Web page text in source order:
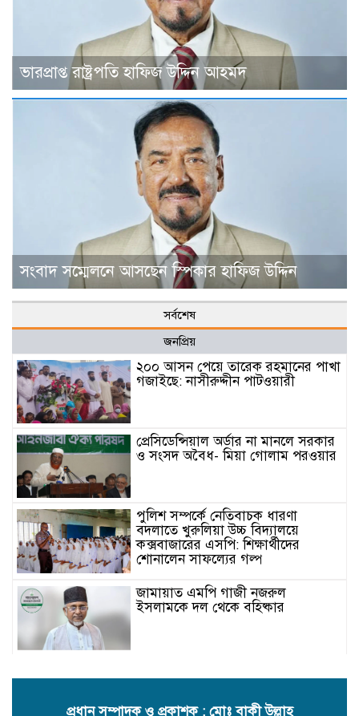
ভারপ্রাপ্ত রাষ্ট্রপতি হাফিজ উদ্দিন আহমদ
সংবাদ সম্মেলনে আসছেন স্পিকার হাফিজ উদ্দিন
সর্বশেষ
জনপ্রিয়
২০০ আসন পেয়ে তারেক রহমানের পাখা
গজাইছে: নাসীরুদ্দীন পাটওয়ারী
প্রেসিডেন্সিয়াল অর্ডার না মানলে সরকার
ও সংসদ অবৈধ- মিয়া গোলাম পরওয়ার
পুলিশ সম্পর্কে নেতিবাচক ধারণা
বদলাতে খুরুলিয়া উচ্চ বিদ্যালয়ে
কক্সবাজারের এসপি: শিক্ষার্থীদের
শোনালেন সাফল্যের গল্প
জামায়াত এমপি গাজী নজরুল
ইসলামকে দল থেকে বহিষ্কার
বন্যায় নিহত বশির আহমদের পরিবারকে
প্রধান সম্পাদক ও প্রকাশক : মোঃ বাকী উল্লাহ